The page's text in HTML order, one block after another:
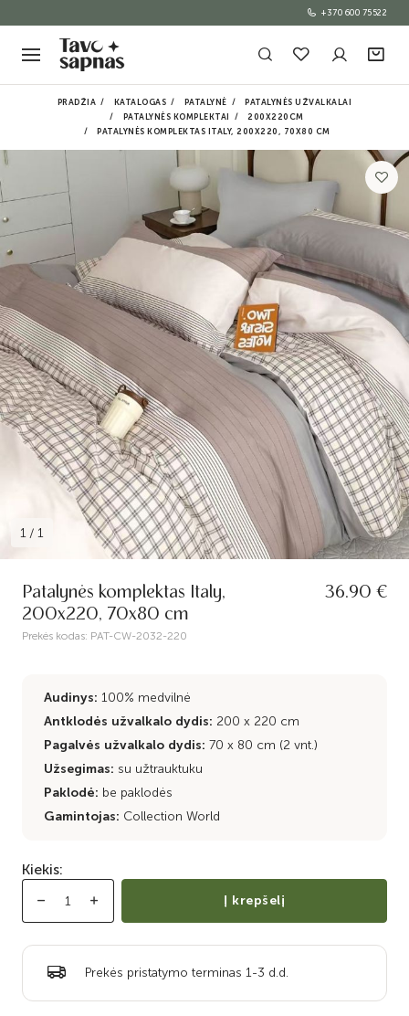
+370 600 75522
PRADŽIA KATALOGAS PATALYNĖ
PATALYNĖS UŽVALKALAI
PATALYNĖS KOMPLEKTAI
200X220CM
PATALYNĖS KOMPLEKTAS ITALY, 200X220, 70X80 CM
1 / 1
Patalynės komplektas Italy,
200x220, 70x80 cm
Prekės kodas: PAT-CW-2032-220
36.90 €
Audinys: 100% medvilnė
Antklodės užvalkalo dydis: 200 x 220 cm
Pagalvės užvalkalo dydis: 70 x 80 cm (2 vnt.)
Užsegimas: su užtrauktuku
Paklodė: be paklodės
Gamintojas: Collection World
Kiekis:
Į krepšelį
Prekės pristatymo terminas 1-3 d.d.